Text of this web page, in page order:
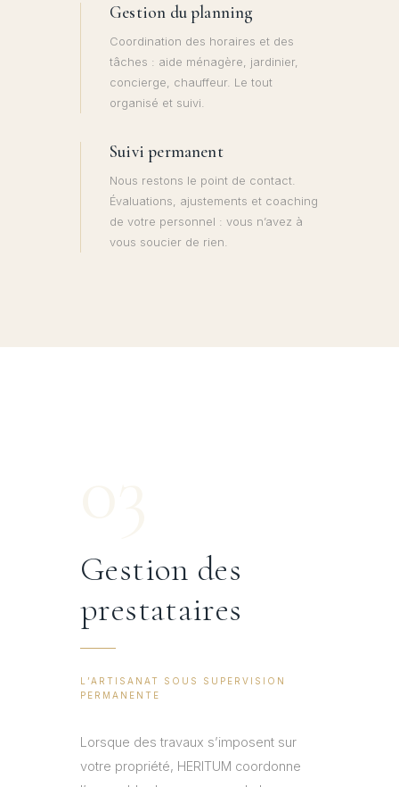
Gestion du planning
Coordination des horaires et des
tâches : aide ménagère, jardinier,
concierge, chauffeur. Le tout
organisé et suivi.
Suivi permanent
Nous restons le point de contact.
Évaluations, ajustements et coaching
de votre personnel : vous n’avez à
vous soucier de rien.
Gestion des
prestataires
L’ARTISANAT SOUS SUPERVISION
PERMANENTE
Lorsque des travaux s’imposent sur
votre propriété, HERITUM coordonne